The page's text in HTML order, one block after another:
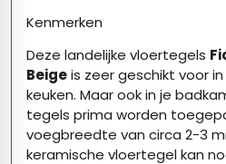
Kenmerken
Deze landelijke vloertegels
Beigeis zeer geschikt voor
keuken. Maar ook in je
tegels prima worden
voegbreedte van circa 2-3
keramische vloertegel kan